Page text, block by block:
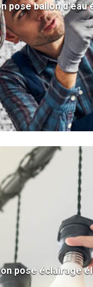
pose ballon d'eau
pose éclairage